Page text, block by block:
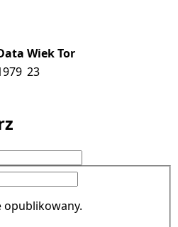
WiekTor
23
opublikowany.